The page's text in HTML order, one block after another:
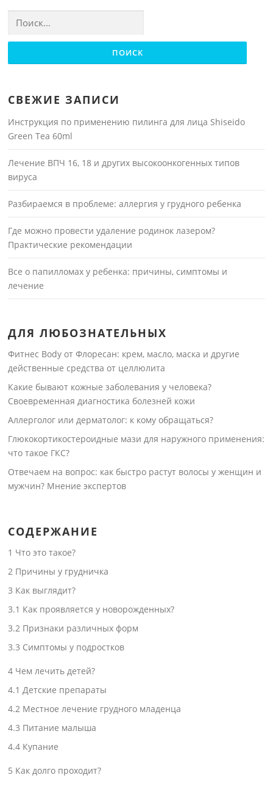
СВЕЖИЕ ЗАПИСИ
Инструкция по применению пилинга для лица Shiseido
Green Tea 60ml
Лечение ВПЧ 16, 18 и других высокоонкогенных типов
вируса
Разбираемся в проблеме: аллергия у грудного ребенка
Где можно провести удаление родинок лазером?
Практические рекомендации
Все о папилломах у ребенка: причины, симптомы и
лечение
ДЛЯ ЛЮБОЗНАТЕЛЬНЫХ
Фитнес Body от Флоресан: крем, масло, маска и другие
действенные средства от целлюлита
Какие бывают кожные заболевания у человека?
Своевременная диагностика болезней кожи
Аллерголог или дерматолог: к кому обращаться?
Глюкокортикостероидные мази для наружного применения:
что такое ГКС?
Отвечаем на вопрос: как быстро растут волосы у женщин и
мужчин? Мнение экспертов
СОДЕРЖАНИЕ
1 Что это такое?
2 Причины у грудничка
3 Как выглядит?
3.1 Как проявляется у новорожденных?
3.2 Признаки различных форм
3.3 Симптомы у подростков
4 Чем лечить детей?
4.1 Детские препараты
4.2 Местное лечение грудного младенца
4.3 Питание малыша
4.4 Купание
5 Как долго проходит?